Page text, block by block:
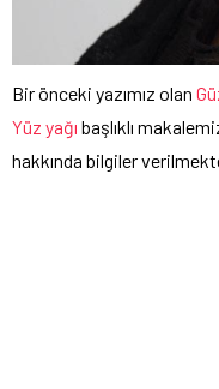
Bir önceki yazımız olan
Yüz yağı başlıklı
hakkında bilgiler